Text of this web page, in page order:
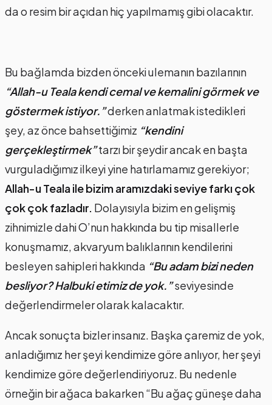
da o resim bir açıdan hiç yapılmamış gibi olacaktır.
Bu bağlamda bizden önceki ulemanın bazılarının
“Allah-u Teala kendi cemal ve kemalini görmek ve
göstermek istiyor.”derken anlatmak istedikleri
şey, az önce bahsettiğimiz “kendini
gerçekleştirmek”tarzı bir şeydir ancak en başta
vurguladığımız ilkeyi yine hatırlamamız gerekiyor;
Allah-u Teala ile bizim aramızdaki seviye farkı çok
çok çok fazladır. Dolayısıyla bizim en gelişmiş
zihnimizle dahi O’nun hakkında bu tip misallerle
konuşmamız, akvaryum balıklarının kendilerini
besleyen sahipleri hakkında “Bu adam bizi neden
besliyor? Halbuki etimiz de yok.”seviyesinde
değerlendirmeler olarak kalacaktır.
Ancak sonuçta bizler insanız. Başka çaremiz de yok,
anladığımız her şeyi kendimize göre anlıyor, her şeyi
kendimize göre değerlendiriyoruz. Bu nedenle
örneğin bir ağaca bakarken “Bu ağaç güneşe daha